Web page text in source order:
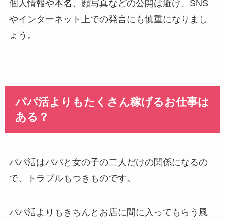
個人情報や本名、顔写真などの公開は避け、SNS
やインターネット上での発言にも慎重になりまし
ょう。
パパ活よりもたくさん稼げるお仕事は
ある？
パパ活はパパと女の子の二人だけの関係になるの
で、トラブルもつきものです。
パパ活よりもきちんとお店に間に入ってもらう風